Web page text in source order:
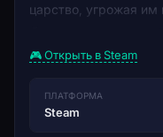
царство, угрожая им
последней великой
впали в ложное
алхимии,
города и крепости
🎮 Открыть в Steam
ПЛАТФОРМА
Steam